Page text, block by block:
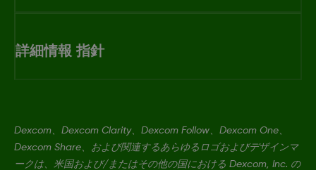
詳細情報 指針
Dexcom、Dexcom Clarity、Dexcom Follow、Dexcom One、
Dexcom Share、および関連するあらゆるロゴおよびデザインマ
ークは、米国および/またはその他の国における Dexcom, Inc. の